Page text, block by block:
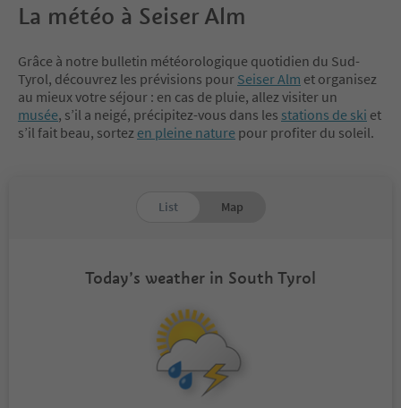
La météo à Seiser Alm
Grâce à notre bulletin météorologique quotidien du Sud-
Tyrol, découvrez les prévisions pour Seiser Alm et organisez
au mieux votre séjour : en cas de pluie, allez visiter un
musée, s’il a neigé, précipitez-vous dans les stations de ski et
s’il fait beau, sortez en pleine nature pour profiter du soleil.
List Map
Today’s weather in South Tyrol